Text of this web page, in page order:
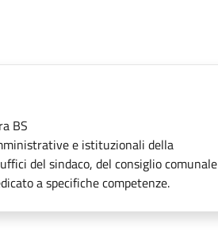
BS
e istituzionali della
del sindaco, del consiglio comunale
a specifiche competenze.